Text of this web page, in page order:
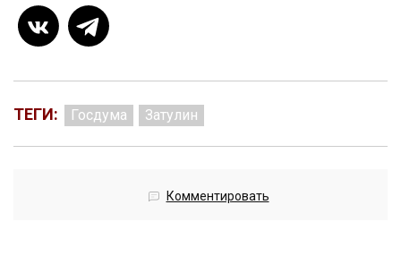
ТЕГИ: Госдума Затулин
Комментировать